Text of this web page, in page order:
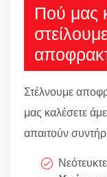
Πού μας
Στέλνουμε
μας καλέσετε
απαιτούν